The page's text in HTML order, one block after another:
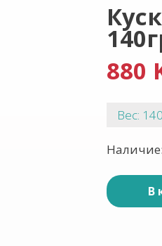
880
Вес:
Наличие:
В